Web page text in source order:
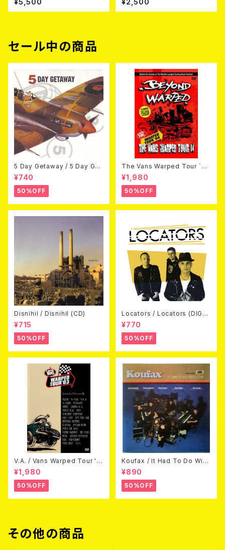
D（CD+DVD/初回限定盤）
¥5,500
OT (CD)【8月８日発売】
¥2,500
セール中の商品
5 Day Getaway / 5 Day Get
away (CDEP)
¥740
50%OFF
The Vans Warped Tour `04
Beyond Warped (国内盤DV
D)
¥1,980
50%OFF
Disnihil / Disnihil (CD)
¥715
50%OFF
Locators / Locators (DIGPA
CK CD)
¥770
50%OFF
V.A. / Vans Warped Tour '0
3 (DVD)
¥1,980
50%OFF
Koufax / It Had To Do With
Love (CD)
¥890
50%OFF
その他の商品